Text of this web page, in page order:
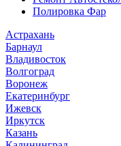
Полировка Фар
Астрахань
Барнаул
Владивосток
Волгоград
Воронеж
Екатеринбург
Ижевск
Иркутск
Казань